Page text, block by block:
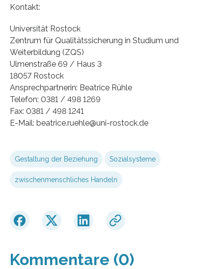
Kontakt:
Universität Rostock
Zentrum für Qualitätssicherung in Studium und
Weiterbildung (ZQS)
Ulmenstraße 69 / Haus 3
18057 Rostock
Ansprechpartnerin: Beatrice Rühle
Telefon: 0381 / 498 1269
Fax: 0381 / 498 1241
E-Mail: beatrice.ruehle@uni-rostock.de
Gestaltung der Beziehung Sozialsysteme
zwischenmenschliches Handeln
Kommentare (0)